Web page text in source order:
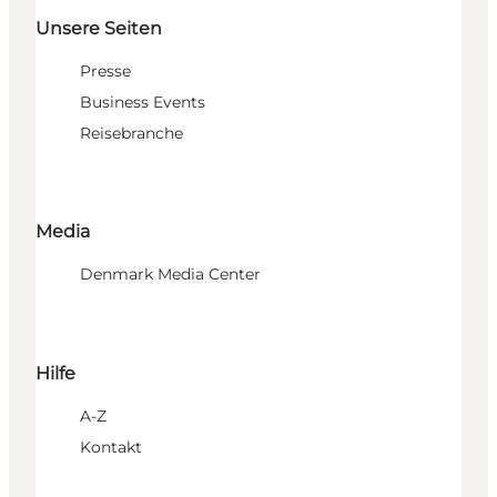
Unsere Seiten
Presse
Business Events
Reisebranche
Media
Denmark Media Center
Hilfe
A-Z
Kontakt